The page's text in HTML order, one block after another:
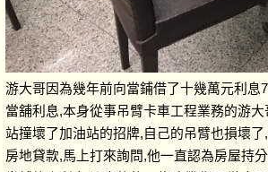
游大哥因為幾年前向當鋪借了十幾萬元利
當舖利息,本身從事吊臂卡車工程業務的游
站撞壞了加油站的招牌,自己的吊臂也損壞
房地貸款,馬上打來詢問,他一直認為房屋持